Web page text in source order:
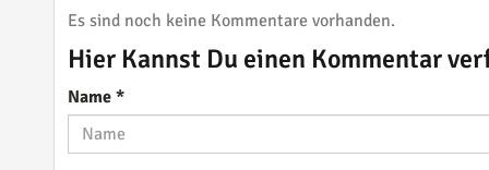
Es sind noch keine Kommentare vorhanden.
Hier Kannst Du einen Kommentar
Name *